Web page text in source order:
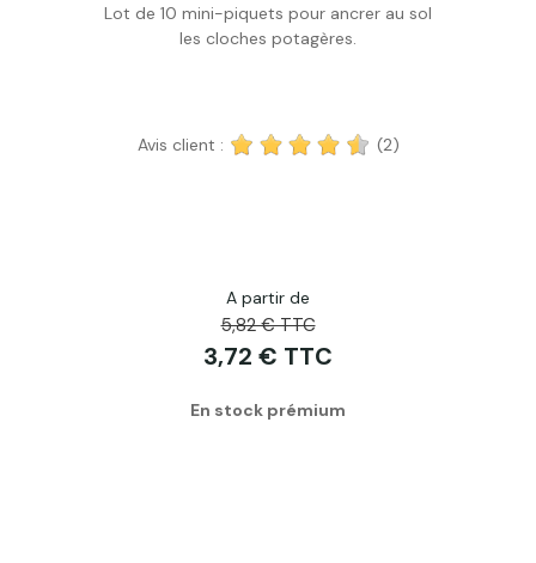
Acheter
Lot de 10 mini-piquets pour ancrer au sol
les cloches potagères.
Avis client : (2)
A partir de
5,82 € TTC
3,72 € TTC
En stock prémium